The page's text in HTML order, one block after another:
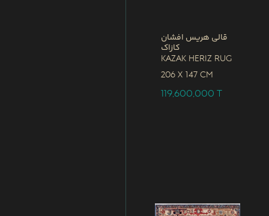
قالی هریس افشان
کازاک
Kazak Heriz Rug
206 x 147 CM
119,600,000T